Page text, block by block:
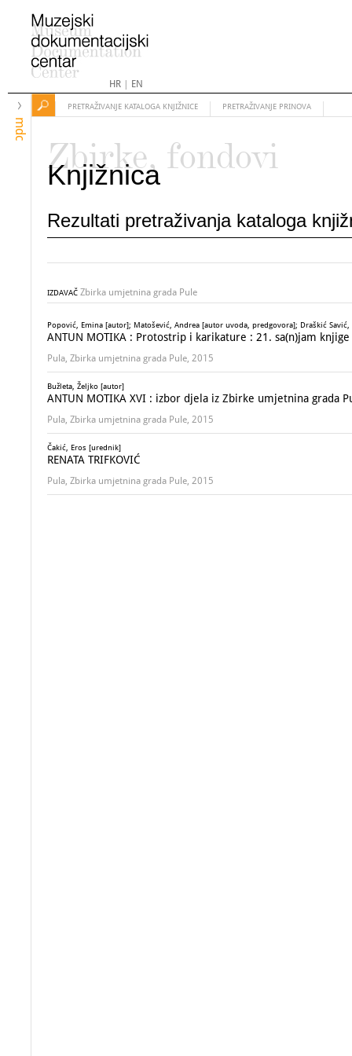
HR| EN
mdc
PRETRAŽIVANJE KATALOGA KNJIŽNICE PRETRAŽIVANJE PRINOVA
Zbirke, fondovi
Knjižnica
Rezultati pretraživanja kataloga
IZDAVAČ Zbirka umjetnina grada Pule
Popović, Emina [autor]; Matošević, Andrea [autor uvoda, predgovora]; Draškić Savić,
ANTUN MOTIKA : Protostrip i karikature : 21. sa(n)jam
Pula, Zbirka umjetnina grada Pule, 2015
Bužleta, Željko [autor]
ANTUN MOTIKA XVI : izbor djela iz Zbirke umjetnina grada
Pula, Zbirka umjetnina grada Pule, 2015
Čakić, Eros [urednik]
RENATA TRIFKOVIĆ
Pula, Zbirka umjetnina grada Pule, 2015